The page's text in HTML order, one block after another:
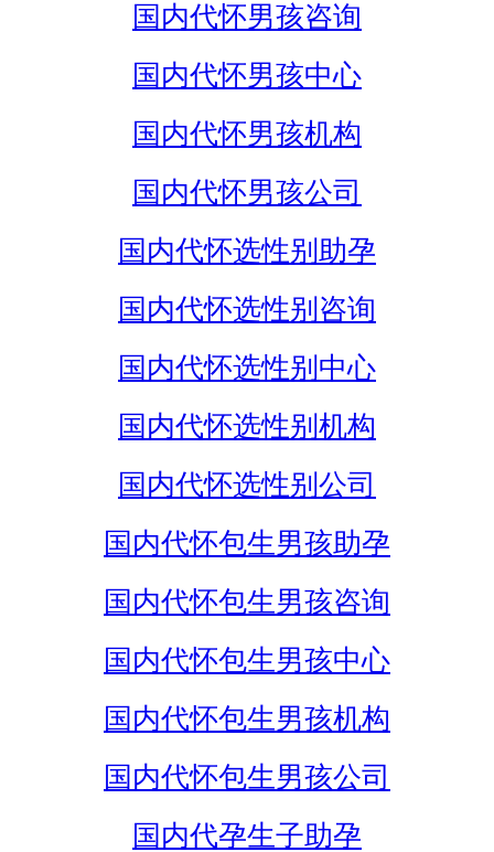
国内代怀男孩咨询
国内代怀男孩中心
国内代怀男孩机构
国内代怀男孩公司
国内代怀选性别助孕
国内代怀选性别咨询
国内代怀选性别中心
国内代怀选性别机构
国内代怀选性别公司
国内代怀包生男孩助孕
国内代怀包生男孩咨询
国内代怀包生男孩中心
国内代怀包生男孩机构
国内代怀包生男孩公司
国内代孕生子助孕